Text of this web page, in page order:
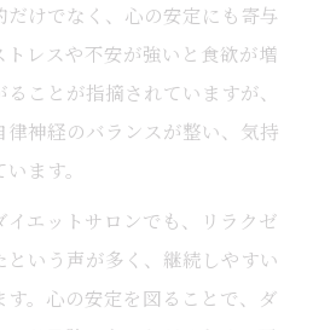
けでなく、心の安定にも寄与
レスや不安が強いと食欲が増
ことが指摘されていますが、
神経のバランスが整い、気持
ます。
エットサロンでも、リラクゼ
いう声が多く、継続しやすい
す。心の安定を図ることで、ダ